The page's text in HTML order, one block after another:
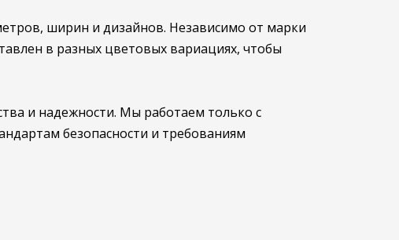
ширин и дизайнов. Независимо от марки
в разных цветовых вариациях, чтобы
и надежности. Мы работаем только с
безопасности и требованиям